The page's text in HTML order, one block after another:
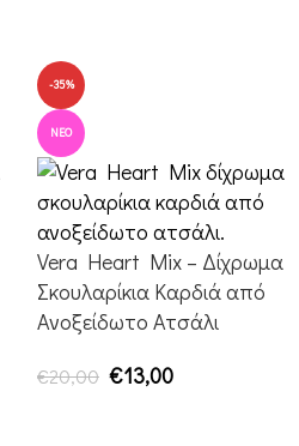
-35%
ΝΈΟ
Vera Heart Mix – Δίχρωμα
Σκουλαρίκια Καρδιά από
Ανοξείδωτο Ατσάλι
€20,00 €13,00